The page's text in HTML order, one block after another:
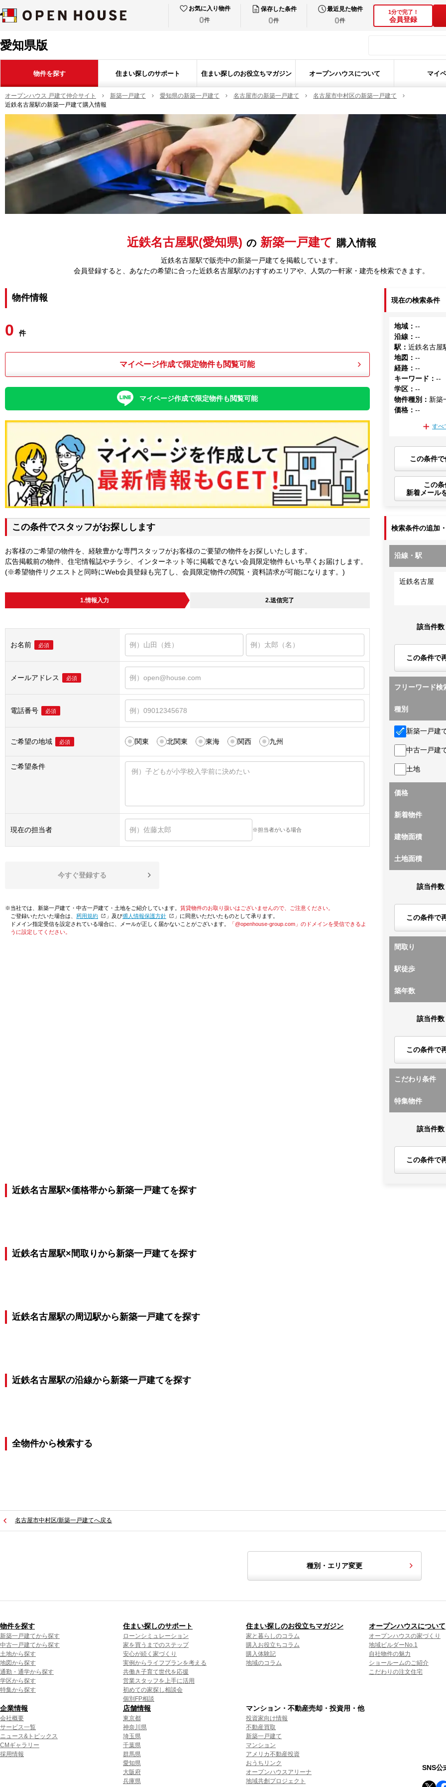
お気に入り物件
0件
保存した条件
0件
最近見た物件
0件
1分で完了！
会員登録
愛知県版
物件を探す 住まい探しのサポート 住まい探しのお役立ちマガジン オープンハウスについて マイ
オープンハウス 戸建て仲介サイト 新築一戸建て 愛知県の新築一戸建て 名古屋市の新築一戸建て
名古屋市中村区の新築一戸建て
近鉄名古屋駅の新築一戸建て購入情報
近鉄名古屋駅(愛知県) の 新築一戸建て 購入情報
近鉄名古屋駅で販売中の新築一戸建てを掲載しています。
会員登録すると、あなたの希望に合った近鉄名古屋駅のおすすめエリアや、人気の一軒家・建売を検索できます。
物件情報
0 件
マイページ作成で限定物件も閲覧可能
マイページ作成で限定物件も閲覧可能
この条件でスタッフがお探しします
お客様のご希望の物件を、経験豊かな専門スタッフがお客様のご要望の物件をお探しいたします。
広告掲載前の物件、住宅情報誌やチラシ、インターネット等に掲載できない会員限定物件もいち早くお届けします。
(※希望物件リクエストと同時にWeb会員登録も完了し、会員限定物件の閲覧・資料請求が可能になります。)
1.情報入力 2.送信完了
お名前 必須
メールアドレス 必須
電話番号 必須
ご希望の地域 必須 関東 北関東 東海 関西 九州
ご希望条件
現在の担当者 ※担当者がいる場合
今すぐ登録する
※当社では、新築一戸建て・中古一戸建て・土地をご紹介しています。 賃貸物件のお取り扱いはございませんので、ご注意ください。
ご登録いただいた場合は、「利用規約 」及び「個人情報保護方針
」に同意いただいたものとして承ります。
ドメイン指定受信を設定されている場合に、メールが正しく届かないことがございます。
「@openhouse-group.com」のドメインを受信できるよ
うに設定してください。
現在の検索条件
地域 ：--
沿線 ：--
駅 ：近鉄名古屋
地図 ：--
経路 ：--
キーワード ：--
学区 ：--
物件種別 ： 新築
価格 ：--
すべ
この条件
この
新着メール
検索条件の追加
沿線・駅
近鉄名古屋
該当件数
この条件で
フリーワード検
種別
新築一戸建
中古一戸建
土地
価格
新着物件
建物面積
土地面積
該当件数
この条件で
間取り
駅徒歩
築年数
該当件数
この条件で
こだわり条件
特集物件
該当件数
この条件で
近鉄名古屋駅×価格帯から新築一戸建てを探す
近鉄名古屋駅×間取りから新築一戸建てを探す
近鉄名古屋駅の周辺駅から新築一戸建てを探す
近鉄名古屋駅の沿線から新築一戸建てを探す
全物件から検索する
名古屋市中村区/新築一戸建てへ戻る
種別・エリア変更
物件を探す
新築一戸建てから探す
中古一戸建てから探す
土地から探す
地図から探す
通勤・通学から探す
学区から探す
特集から探す
住まい探しのサポート
ローンシミュレーション
家を買うまでのステップ
安心が続く家づくり
実例からライフプランを考える
共働き子育て世代を応援
営業スタッフを上手に活用
初めての家探し相談会
個別FP相談
住まい探しのお役立ちマガジン
家と暮らしのコラム
購入お役立ちコラム
購入体験記
地域のコラム
オープンハウスについて
オープンハウスの家づくり
地域ビルダーNo.1
自社物件の魅力
ショールームのご紹介
こだわりの注文住宅
企業情報
会社概要
サービス一覧
ニュース&トピックス
CMギャラリー
採用情報
店舗情報
東京都
神奈川県
埼玉県
千葉県
群馬県
愛知県
大阪府
兵庫県
マンション・不動産売却・投資用・他
投資家向け情報
不動産買取
新築一戸建て
マンション
アメリカ不動産投資
おうちリンク
オープンハウスアリーナ
地域共創プロジェクト
SNS公